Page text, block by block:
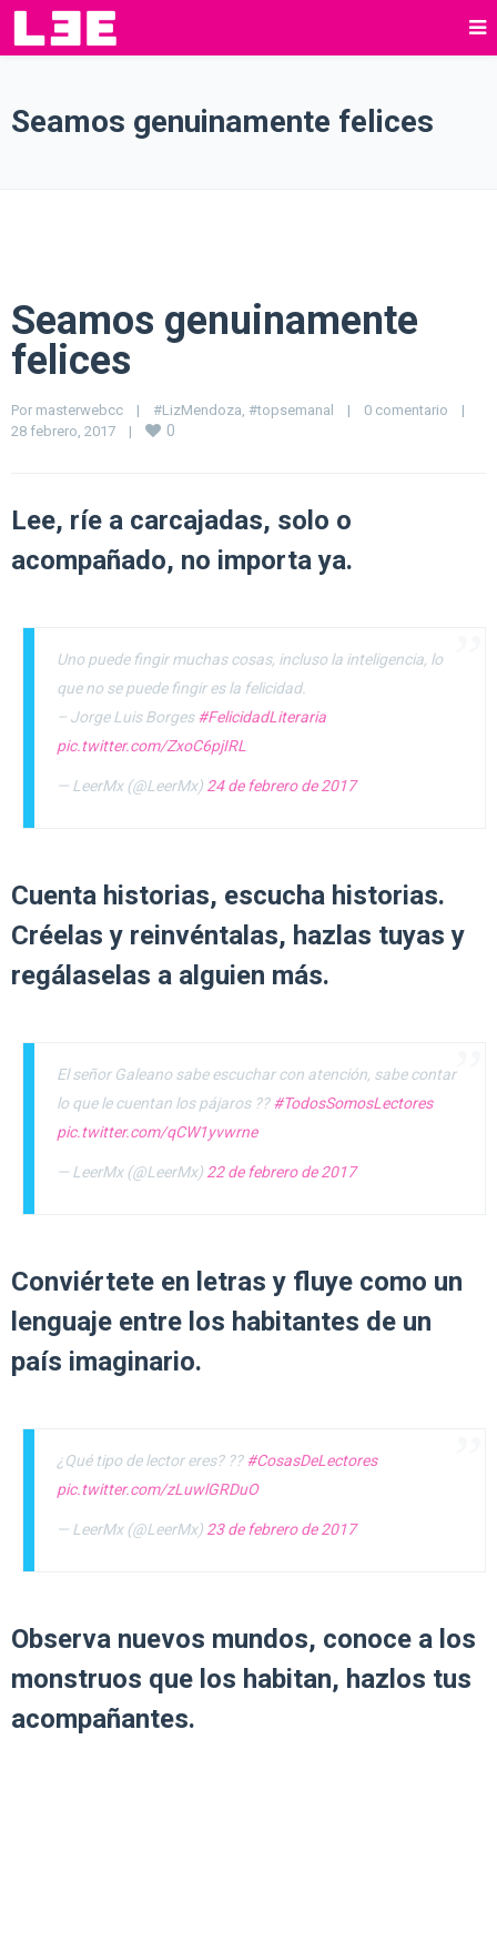
Seamos genuinamente felices
Seamos genuinamente
felices
Por masterwebcc | #LizMendoza, #topsemanal | 0 comentario
|
28 febrero, 2017 | 0
Lee, ríe a carcajadas, solo o
acompañado, no importa ya.
Uno puede fingir muchas cosas, incluso la inteligencia, lo
que no se puede fingir es la felicidad.
– Jorge Luis Borges#FelicidadLiteraria
pic.twitter.com/ZxoC6pjIRL
— LeerMx (@LeerMx) 24 de febrero de 2017
Cuenta historias, escucha historias.
Créelas y reinvéntalas, hazlas tuyas y
regálaselas a alguien más.
El señor Galeano sabe escuchar con atención, sabe contar
lo que le cuentan los pájaros ??#TodosSomosLectores
pic.twitter.com/qCW1yvwrne
— LeerMx (@LeerMx) 22 de febrero de 2017
Conviértete en letras y fluye como un
lenguaje entre los habitantes de un
país imaginario.
¿Qué tipo de lector eres? ??#CosasDeLectores
pic.twitter.com/zLuwlGRDuO
— LeerMx (@LeerMx) 23 de febrero de 2017
Observa nuevos mundos, conoce a los
monstruos que los habitan, hazlos tus
acompañantes.